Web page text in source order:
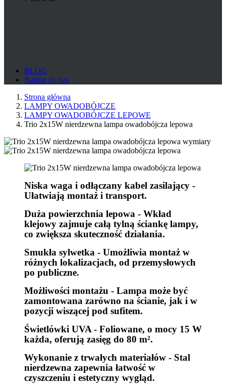
BLOG
Napisz do nas
Strona główna
LAMPY OWADOBÓJCZE
LAMPY OWADOBÓJCZE LEPOWE
Trio 2x15W nierdzewna lampa owadobójcza lepowa
Niska waga i odłączany kabel zasilający -
Ułatwiają montaż i transport.
Duża powierzchnia lepowa - Wkład
klejowy zajmuje całą tylną ściankę lampy,
co zwiększa skuteczność działania.
Smukła sylwetka - Umożliwia montaż w
różnych lokalizacjach, od przemysłowych
po publiczne.
Możliwości montażu - Lampa może być
zamontowana zarówno na ścianie, jak i w
pozycji wiszącej pod sufitem.
Świetlówki UVA - Foliowane, o mocy 15 W
każda, oferują zasięg do 80 m².
Wykonanie z trwałych materiałów - Stal
nierdzewna zapewnia łatwość w
czyszczeniu i estetyczny wygląd.